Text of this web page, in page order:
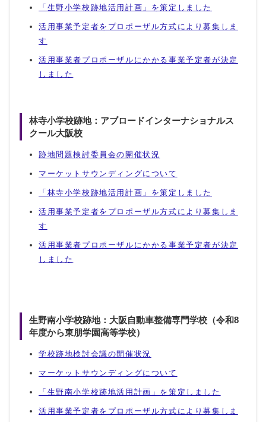
「生野小学校跡地活用計画」を策定しました
活用事業予定者をプロポーザル方式により募集しま
す
活用事業者プロポーザルにかかる事業予定者が決定
しました
林寺小学校跡地：アブロードインターナショナルス
クール大阪校
跡地問題検討委員会の開催状況
マーケットサウンディングについて
「林寺小学校跡地活用計画」を策定しました
活用事業予定者をプロポーザル方式により募集しま
す
活用事業者プロポーザルにかかる事業予定者が決定
しました
生野南小学校跡地：大阪自動車整備専門学校（令和8
年度から東朋学園高等学校）
学校跡地検討会議の開催状況
マーケットサウンディングについて
「生野南小学校跡地活用計画」を策定しました
活用事業予定者をプロポーザル方式により募集しま